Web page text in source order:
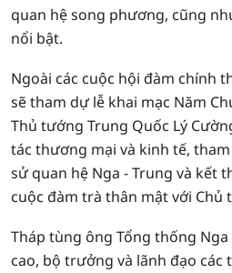
quan hệ song phương, cũng
nổi bật.
Ngoài các cuộc hội đàm chính
sẽ tham dự lễ khai mạc Năm
Thủ tướng Trung Quốc Lý
tác thương mại và kinh tế,
sử quan hệ Nga - Trung và kết
cuộc đàm trà thân mật với Chủ
Tháp tùng ông Tổng thống
cao, bộ trưởng và lãnh đạo các